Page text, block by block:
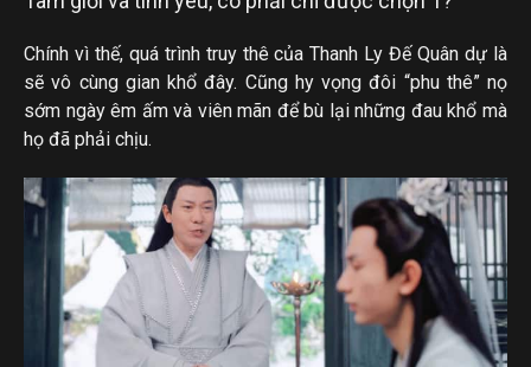
Chính vì thế, quá trình truy thê của Thanh Ly Đế Quân dự là
sẽ vô cùng gian khổ đây. Cũng hy vọng đôi “phu thê” nọ
sớm ngày êm ấm và viên mãn để bù lại những đau khổ mà
họ đã phải chịu.